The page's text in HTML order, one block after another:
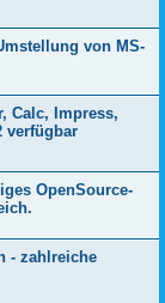
von MS-
Calc, Impress,
verfügbar
OpenSource-
- zahlreiche